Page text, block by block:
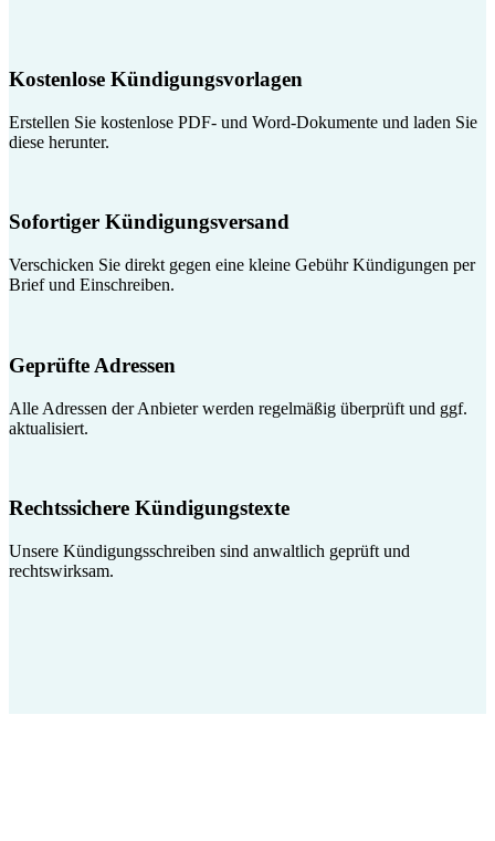
Kostenlose Kündigungsvorlagen
Erstellen Sie kostenlose PDF- und Word-Dokumente und laden Sie
diese herunter.
Sofortiger Kündigungsversand
Verschicken Sie direkt gegen eine kleine Gebühr Kündigungen per
Brief und Einschreiben.
Geprüfte Adressen
Alle Adressen der Anbieter werden regelmäßig überprüft und ggf.
aktualisiert.
Rechtssichere Kündigungstexte
Unsere Kündigungsschreiben sind anwaltlich geprüft und
rechtswirksam.